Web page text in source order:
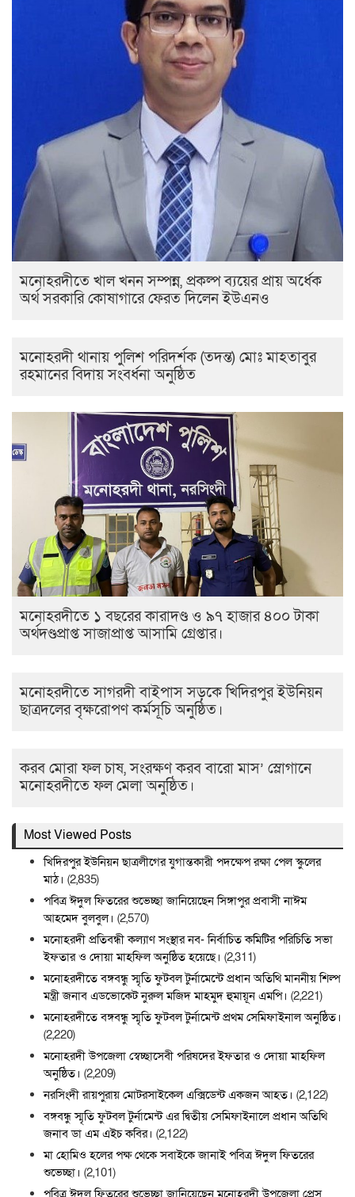
মনোহরদীতে খাল খনন সম্পন্ন, প্রকল্প ব্যয়ের প্রায় অর্ধেক
অর্থ সরকারি কোষাগারে ফেরত দিলেন ইউএনও
মনোহরদী থানায় পুলিশ পরিদর্শক (তদন্ত) মোঃ মাহতাবুর
রহমানের বিদায় সংবর্ধনা অনুষ্ঠিত
মনোহরদীতে ১ বছরের কারাদণ্ড ও ৯৭ হাজার ৪০০ টাকা
অর্থদণ্ডপ্রাপ্ত সাজাপ্রাপ্ত আসামি গ্রেপ্তার।
মনোহরদীতে সাগরদী বাইপাস সড়কে খিদিরপুর ইউনিয়ন
ছাত্রদলের বৃক্ষরোপণ কর্মসূচি অনুষ্ঠিত।
করব মোরা ফল চাষ, সংরক্ষণ করব বারো মাস’ স্লোগানে
মনোহরদীতে ফল মেলা অনুষ্ঠিত।
Most Viewed Posts
খিদিরপুর ইউনিয়ন ছাত্রলীগের যুগান্তকারী পদক্ষেপ রক্ষা পেল স্কুলের
মাঠ। (2,835)
পবিত্র ঈদুল ফিতরের শুভেচ্ছা জানিয়েছেন সিঙ্গাপুর প্রবাসী নাঈম
আহমেদ বুলবুল। (2,570)
মনোহরদী প্রতিবন্ধী কল্যাণ সংস্থার নব- নির্বাচিত কমিটির পরিচিতি সভা
ইফতার ও দোয়া মাহফিল অনুষ্ঠিত হয়েছে। (2,311)
মনোহরদীতে বঙ্গবন্ধু স্মৃতি ফুটবল টুর্নামেন্টে প্রধান অতিথি মাননীয় শিল্প
মন্ত্রী জনাব এডভোকেট নুরুল মজিদ মাহমুদ হুমায়ূন এমপি। (2,221)
মনোহরদীতে বঙ্গবন্ধু স্মৃতি ফুটবল টুর্নামেন্ট প্রথম সেমিফাইনাল অনুষ্ঠিত।
(2,220)
মনোহরদী উপজেলা স্বেচ্ছাসেবী পরিষদের ইফতার ও দোয়া মাহফিল
অনুষ্ঠিত। (2,209)
নরসিংদী রায়পুরায় মোটরসাইকেল এক্সিডেন্ট একজন আহত। (2,122)
বঙ্গবন্ধু স্মৃতি ফুটবল টুর্নামেন্ট এর দ্বিতীয় সেমিফাইনালে প্রধান অতিথি
জনাব ডা এম এইচ কবির। (2,122)
মা হোমিও হলের পক্ষ থেকে সবাইকে জানাই পবিত্র ঈদুল ফিতরের
শুভেচ্ছা। (2,101)